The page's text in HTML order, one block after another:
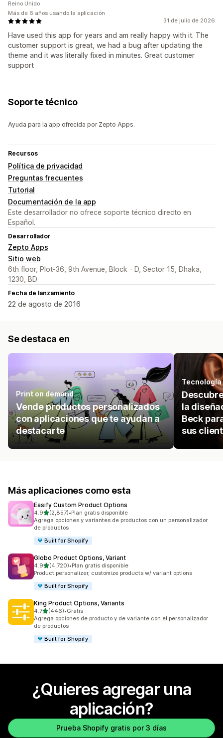
31 de julio de 2026
Have used this app for years and am really happy with it. The
customer support is great, we had a bug after updating the
theme and it was literally fixed in minutes. Great customer
support
Reino Unido
Más de 6 años usando la aplicación
Soporte técnico
Ayuda para la app ofrecida por Zepto Apps.
Recursos
Política de privacidad
Preguntas frecuentes
Tutorial
Documentación de la app
Este desarrollador no ofrece soporte técnico directo en
Español.
Desarrollador
Zepto Apps
Sitio web
6th floor, Plot-36, 9th Avenue, Block - D, Sector 15, Dhaka,
1230, BD
Fecha de lanzamiento
22 de agosto de 2016
Se destaca en
Print on demand
Vende productos personalizados
con aplicaciones que te ayudan a
destacarte
Tecnología
la
Beck
sus
Más aplicaciones como esta
Easify Custom Product Options
4.9de 5 estrellas
(2,857)
2857 reseñas en total
•Plan gratis disponible
Agrega opciones y variantes de productos con un personalizador
de productos
Built for Shopify
Globo Product Options, Variant
4.9de 5 estrellas
(4,720)
4720 reseñas en total
•Plan gratis disponible
Product personalizer, customize products w/ variant options
Built for Shopify
King Product Options, Variants
4.7de 5 estrellas
(446)
446 reseñas en total
•Gratis
Agrega opciones de producto y de variante con el personalizador
de productos
Built for Shopify
¿Quieres agregar una
aplicación?
Prueba Shopify gratis por 3 días